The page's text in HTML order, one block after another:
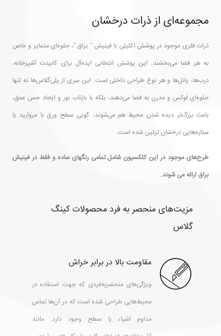
مجموعه‌ای از ذرات درخشان
ذرات فلزی موجود در پوشش اکلیلی با فینیش " براق "، جلوه‌ای متمایز و خاص
به هر فضا می‌بخشند. این پوشش انتخابی ایده‌آل برای کابینت آشپزخانه،
درب‌ها، پانل‌ها و هر نوع طراحی داخلی است. این سری از پلی‌گلاس‌ها نه تنها
جلوه‌ای لوکس و مدرن به فضا می‌دهند، بلکه با بازتاب نور و ایجاد حس عمق،
باعث بزرگ‌تر دیده شدن محیط هم می‌شوند، گویی سطح ورق با مروارید یا
ستاره‌هایی درخشان تزئین شده است.
طرح‌های موجود در این کلکسیون شامل تمامی رنگهای ساده و فقط در فینیش
براق ارائه می شوند.
مزیت‌های منحصر به فرد محصولات کینگ
گلاس
مقاومت بالا در برابر خراش
ویژگی‌های منحصربه‌فردی که جهت استفاده در
محیط‌هایی طراحی شده است که در آن‌ها تماس
مداوم اشیاء با سطح وجود دارد. مانند